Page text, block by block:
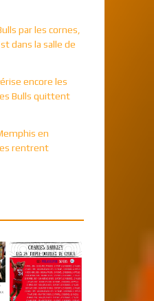
par les cornes,
dans la salle de
encore les
Bulls quittent
en
rentrent